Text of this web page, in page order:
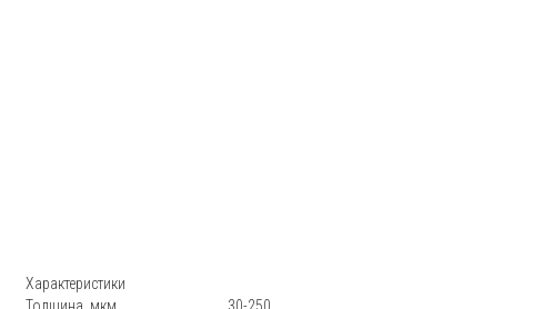
Характеристики